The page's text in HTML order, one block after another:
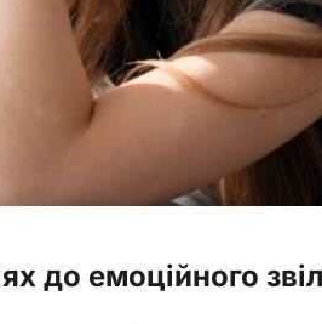
до емоційного